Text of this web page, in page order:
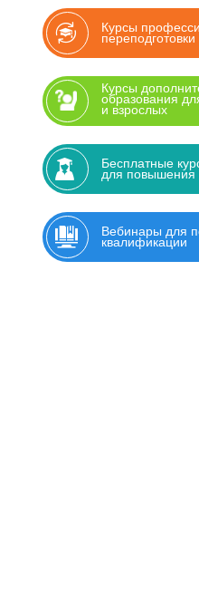
Курсы
переподготовки
Курсы
образования
и взрослых
Бесплатные
для повышения
Вебинары для
квалификации